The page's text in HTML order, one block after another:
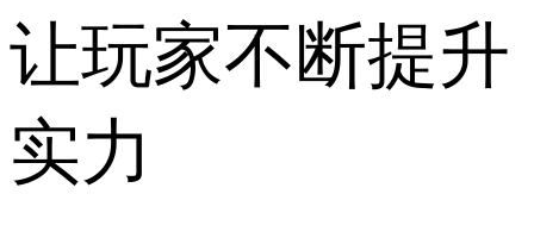
让玩家不断提升
实力